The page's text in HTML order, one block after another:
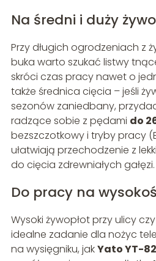
Na średni i duży
Przy długich ogrodzeniach z
buka warto szukać listwy
skróci czas pracy nawet o
także średnica cięcia – jeśli
sezonów zaniedbany,
radzące sobie z pędami do
bezszczotkowy i tryby pracy
ułatwiają przechodzenie z
do cięcia zdrewniałych gałęzi.
Do pracy na
Wysoki żywopłot przy ulicy
idealne zadanie dla nożyc
na wysięgniku, jakYato YT-